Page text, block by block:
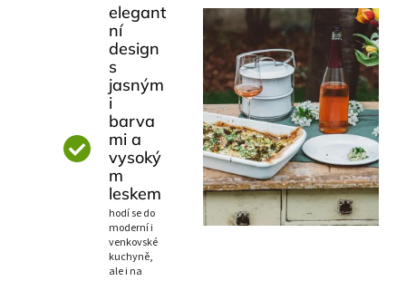
elegant
ní
design
s
jasným
i
barva
mi a
vysoký
m
leskem
hodí se do
moderní i
venkovské
kuchyně,
ale i na